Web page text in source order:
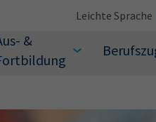
&
Leichte Sprache